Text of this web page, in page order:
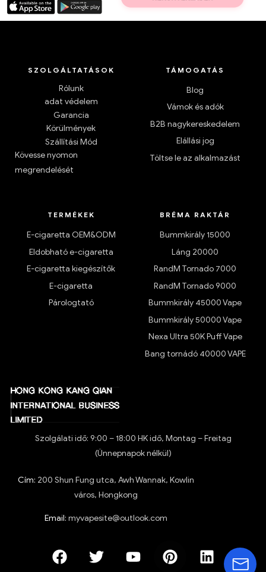
SZOLGÁLTATÁSOK
Rólunk
adat védelem
Garancia
Körülmények
Szállítási Mód
Kövesse nyomon
megrendelését
TÁMOGATÁS
Blog
Vámok és adók
B2B nagykereskedelem
Elállási jog
Töltse le az alkalmazást
TERMÉKEK
E-cigaretta OEM&ODM
Eldobható e-cigaretta
E-cigaretta kiegészítők
E-cigaretta
Párologtató
BRÉMA RAKTÁR
Bummkirály 15000
Láng 20000
RandM Tornado 7000
RandM Tornado 9000
Bummkirály 45000 Vape
Bummkirály 50000 Vape
Nexa Ultra 50K Puff Vape
Bang tornádó 40000 VAPE
Szolgálati idő: 9:00 – 18:00 HK idő, Montag – Freitag
(Ünnepnapok nélkül)
Cím: 200 Shun Fung utca, Awh Wannak, Kowlin
város, Hongkong
Email: myvapesite@outlook.com